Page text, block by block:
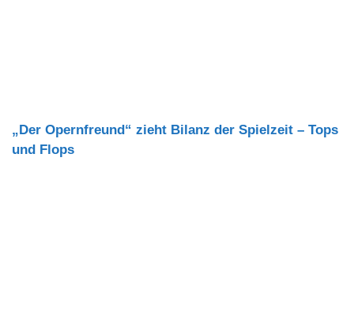
„Der Opernfreund“ zieht Bilanz der Spielzeit – Tops
und Flops